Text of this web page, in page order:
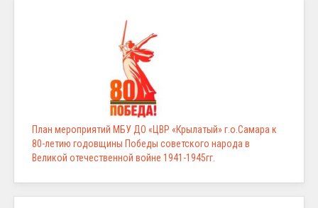
План мероприятий МБУ ДО «ЦВР «Крылатый» г.о.Самара к
80-летию годовщины Победы советского народа в
Великой отечественной войне 1941-1945гг.